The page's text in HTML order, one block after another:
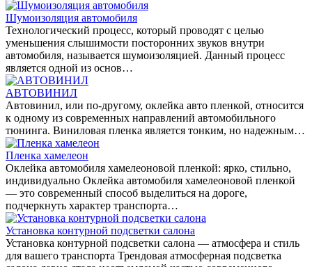
Шумоизоляция автомобиля
Технологический процесс, который проводят с целью
уменьшения слышимости посторонних звуков внутри
автомобиля, называется шумоизоляцией. Данный процесс
является одной из основ…
АВТОВИНИЛ
Автовинил, или по-другому, оклейка авто пленкой, относится
к одному из современных направлений автомобильного
тюнинга. Виниловая пленка является тонким, но надежным…
Пленка хамелеон
Оклейка автомобиля хамелеоновой пленкой: ярко, стильно,
индивидуально Оклейка автомобиля хамелеоновой пленкой
— это современный способ выделиться на дороге,
подчеркнуть характер транспорта…
Установка контурной подсветки салона
Установка контурной подсветки салона — атмосфера и стиль
для вашего транспорта Трендовая атмосферная подсветка